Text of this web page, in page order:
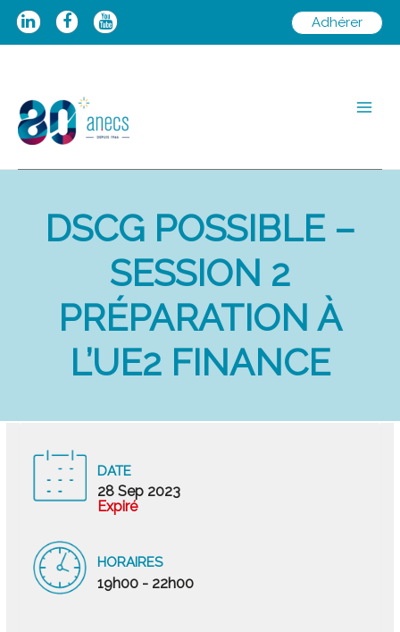
Aller
Adhérer
DSCG POSSIBLE –
SESSION 2
PRÉPARATION À
L’UE2 FINANCE
DATE
28 Sep 2023
Expiré
HORAIRES
19h00 - 22h00